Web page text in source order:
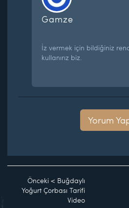
Gamze
İz vermek için bildiğiniz
kullanırız biz.
Yorum
Önceki < Buğdaylı
Yoğurt Çorbası Tarifi
Video